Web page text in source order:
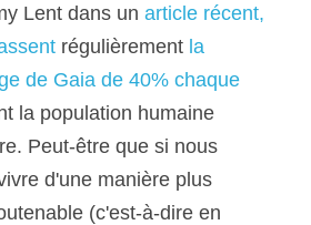
Lent dans un article récent,
régulièrement la
de Gaia de 40% chaque
la population humaine
Peut-être que si nous
d'une manière plus
(c'est-à-dire en